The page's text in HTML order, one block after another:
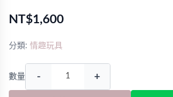
NT$1,600
分類: 情趣玩具
數量 - +